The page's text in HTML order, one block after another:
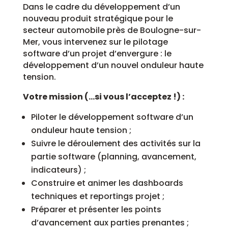
Dans le cadre du développement d’un
nouveau produit stratégique pour le
secteur automobile près de Boulogne-sur-
Mer, vous intervenez sur le pilotage
software d’un projet d’envergure : le
développement d’un nouvel onduleur haute
tension.
Votre mission (…si vous l’acceptez !) :
Piloter le développement software d’un
onduleur haute tension ;
Suivre le déroulement des activités sur la
partie software (planning, avancement,
indicateurs) ;
Construire et animer les dashboards
techniques et reportings projet ;
Préparer et présenter les points
d’avancement aux parties prenantes ;